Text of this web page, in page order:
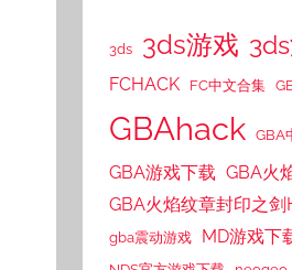
3ds 3ds游戏
FCHACK FC中文合集
GBAhack GBA
GBA游戏下载 GBA火
GBA火焰纹章封印之
gba震动游戏
MD游戏下